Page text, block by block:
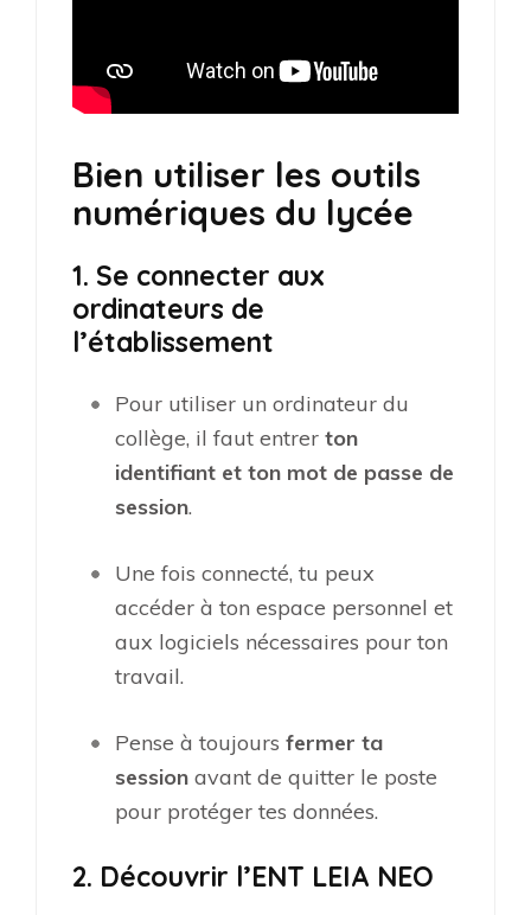
Bien utiliser les outils
numériques du lycée
1. Se connecter aux
ordinateurs de
l’établissement
Pour utiliser un ordinateur du
collège, il faut entrer ton
identifiant et ton mot de passe de
session.
Une fois connecté, tu peux
accéder à ton espace personnel et
aux logiciels nécessaires pour ton
travail.
Pense à toujours fermer ta
session avant de quitter le poste
pour protéger tes données.
2. Découvrir l’ENT LEIA NEO